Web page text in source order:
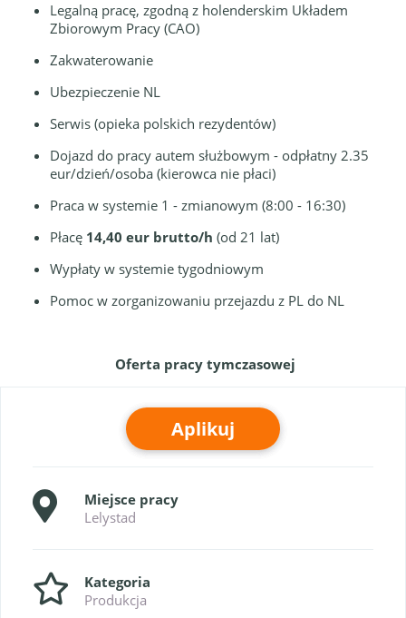
Legalną pracę, zgodną z holenderskim Układem
Zbiorowym Pracy (CAO)
Zakwaterowanie
Ubezpieczenie NL
Serwis (opieka polskich rezydentów)
Dojazd do pracy autem służbowym - odpłatny 2.35
eur/dzień/osoba (kierowca nie płaci)
Praca w systemie 1 - zmianowym (8:00 - 16:30)
Płacę 14,40 eur brutto/h (od 21 lat)
Wypłaty w systemie tygodniowym
Pomoc w zorganizowaniu przejazdu z PL do NL
Oferta pracy tymczasowej
Aplikuj
Miejsce pracy
Lelystad
Kategoria
Produkcja